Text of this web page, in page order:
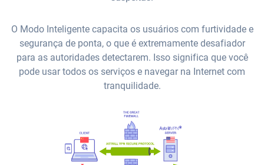
O Modo Inteligente capacita os usuários com furtividade e
segurança de ponta, o que é extremamente desafiador
para as autoridades detectarem. Isso significa que você
pode usar todos os serviços e navegar na Internet com
tranquilidade.